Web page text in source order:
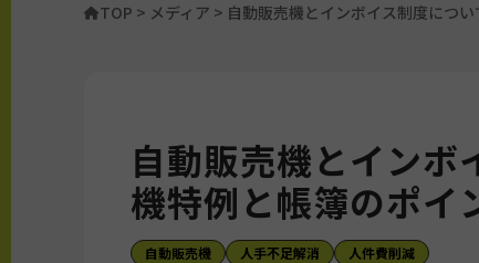
TOP > メディア > 自動販売機とインボイス制度につ
自動販売機とインボ
機特例と帳簿のポイ
自動販売機 人手不足解消 人件費削減